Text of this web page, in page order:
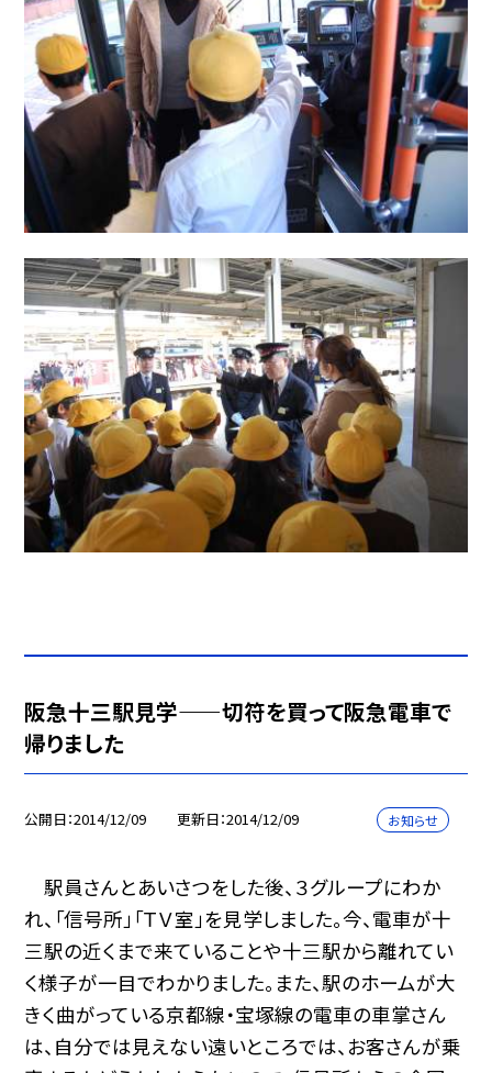
阪急十三駅見学——切符を買って阪急電車で
帰りました
公開日 2014/12/09 更新日 2014/12/09 お知らせ
駅員さんとあいさつをした後、３グループにわか
れ、「信号所」「ＴＶ室」を見学しました。今、電車が十
三駅の近くまで来ていることや十三駅から離れてい
く様子が一目でわかりました。また、駅のホームが大
きく曲がっている京都線・宝塚線の電車の車掌さん
は、自分では見えない遠いところでは、お客さんが乗